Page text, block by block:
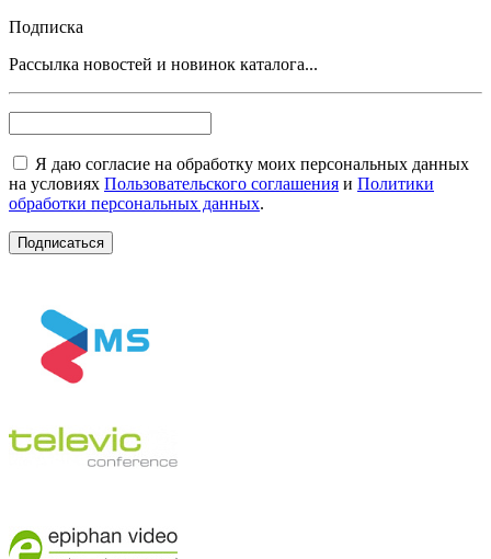
Подписка
Рассылка новостей и новинок каталога...
Я даю согласие на обработку моих персональных данных
на условиях Пользовательского соглашения и Политики
обработки персональных данных.